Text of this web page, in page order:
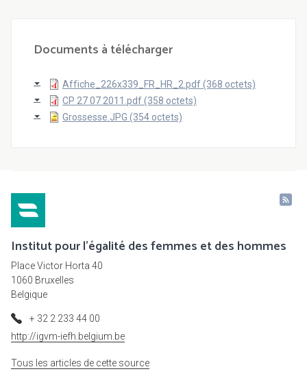
Documents à télécharger
Affiche_226x339_FR_HR_2.pdf (368 octets)
CP 27 07 2011.pdf (358 octets)
Grossesse.JPG (354 octets)
Institut pour l'égalité des femmes et des hommes
Place Victor Horta 40
1060 Bruxelles
Belgique
+ 32 2 233 44 00
http://igvm-iefh.belgium.be
Tous les articles de cette source